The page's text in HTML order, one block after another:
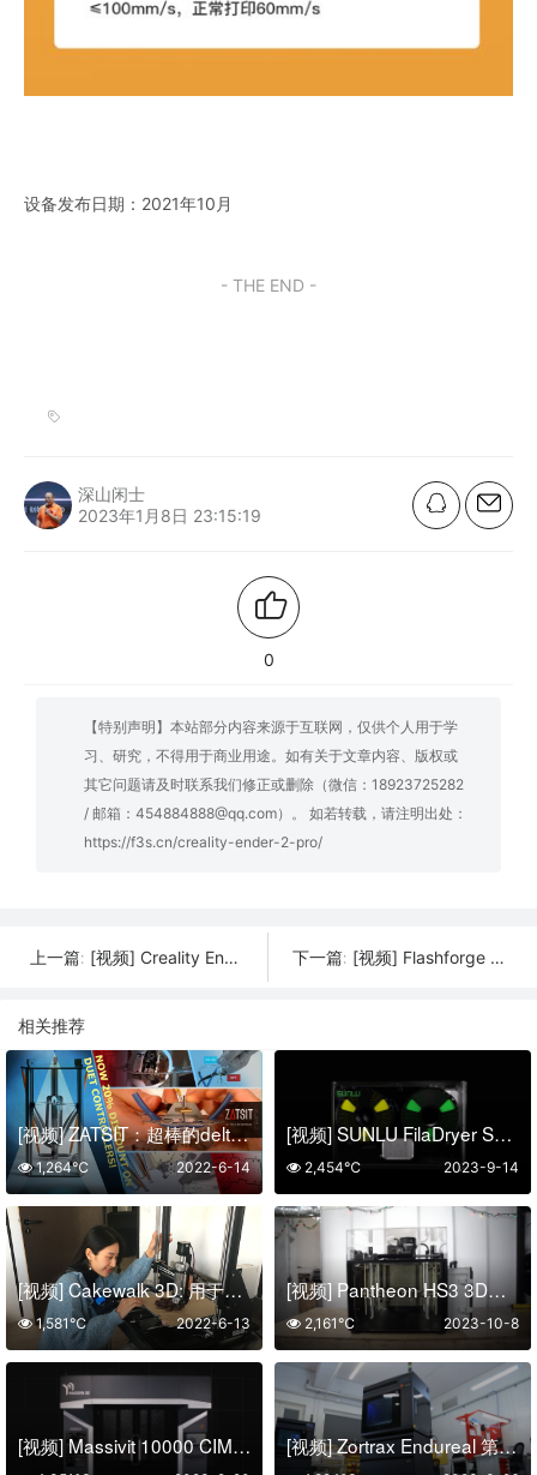
设备发布日期：2021年10月
- THE END -
深山闲士
2023年1月8日 23:15:19
0
【特别声明】本站部分内容来源于互联网，仅供个人用于学
习、研究，不得用于商业用途。如有关于文章内容、版权或
其它问题请及时联系我们修正或删除（微信：18923725282
/ 邮箱：454884888@qq.com）。 如若转载，请注明出处：
https://f3s.cn/creality-ender-2-pro/
上一篇: [视频] Creality Ender-4 拥有3D打印和激光雕刻的Core XY 3D打印机 下一篇: [视频] Flashforge Focus 6k：新型高精度 CPIP 技术牙科3D打印机
相关推荐
[视频] ZATSIT：超棒的delta机器人和带铰链的 3D打印机
2022-6-14
1,264℃
[视频] SUNLU FilaDryer S4 FDM长丝干燥机：2023年长丝干燥最佳解决方案
2023-9-14
2,454℃
[视频] Cakewalk 3D: 用于您自己的 3D打印机的方便食品挤压机
2022-6-13
1,581℃
[视频] Pantheon HS3 3D打印机：工业级性能和实惠的价格
2023-10-8
2,161℃
[视频] Massivit 10000 CIM 3D打印机 – 复合材料的自动化工具 [视频] Zortrax Endureal 第三代工业级3D打印机 面向高科技制造